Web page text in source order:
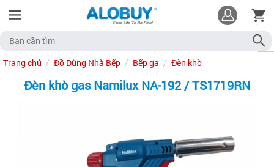
Trang chủ Đồ Dùng Nhà Bếp Bếp ga Đèn khò
Đèn khò gas Namilux NA-192 / TS1719RN